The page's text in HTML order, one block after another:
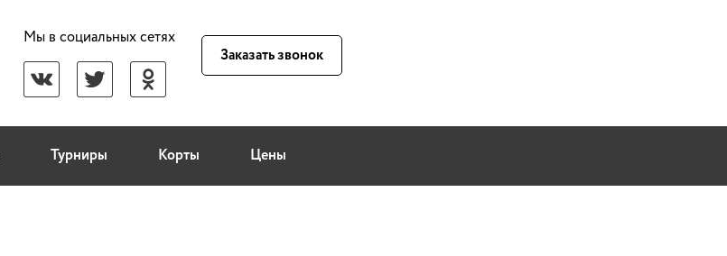
Мы в социальных сетях
Заказать звонок
Турниры Корты Цены